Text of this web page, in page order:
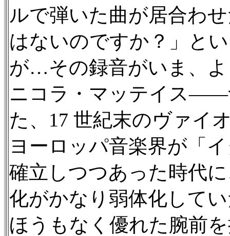
ルで弾いた曲が居合わ
はないのですか？」と
が…その録音がいま、
ニコラ・マッテイス——
た、17 世紀末のヴァイ
ヨーロッパ音楽界が「
確立しつつあった時代
化がかなり弱体化して
ほうもなく優れた腕前